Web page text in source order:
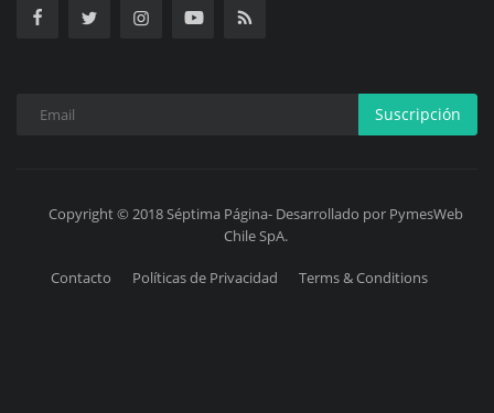
Suscripción
Copyright © 2018 Séptima Página- Desarrollado por PymesWeb
Chile SpA.
Contacto Políticas de Privacidad Terms & Conditions